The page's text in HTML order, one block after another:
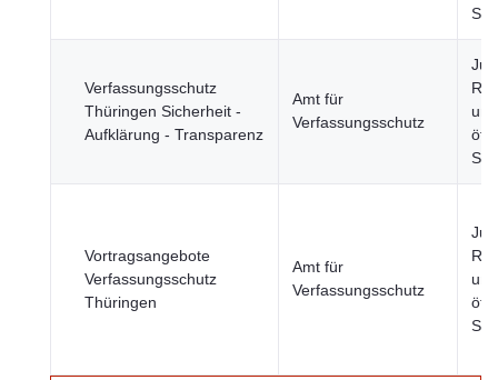
Verfassungsschutz
Thüringen Sicherheit -
Aufklärung - Transparenz
Amt für
Verfassungsschutz
und
Vortragsangebote
Verfassungsschutz
Thüringen
Amt für
Verfassungsschutz
und